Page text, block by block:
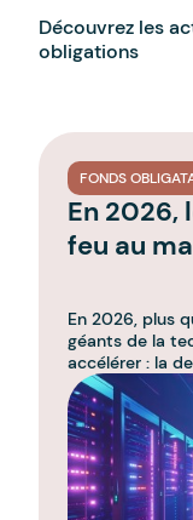
Découvrez les
obligations
FONDS
En 2026,
feu au
En 2026, plus
géants de la
accélérer : la